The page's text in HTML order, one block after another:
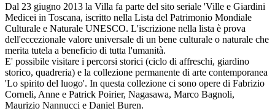
Dal 23 giugno 2013 la Villa fa parte del sito seriale 'Ville e Giardini
Medicei in Toscana, iscritto nella Lista del Patrimonio Mondiale
Culturale e Naturale UNESCO. L'iscrizione nella lista è prova
dell'eccezionale valore universale di un bene culturale o naturale che
merita tutela a beneficio di tutta l'umanità.
E' possibile visitare i percorsi storici (ciclo di affreschi, giardino
storico, quadreria) e la collezione permanente di arte contemporanea
'Lo spirito del luogo'. In questa collezione ci sono opere di Fabrizio
Corneli, Anne e Patrick Poirier, Nagasawa, Marco Bagnoli,
Maurizio Nannucci e Daniel Buren.